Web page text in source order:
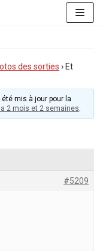
des sorties › Et
mis à jour pour la
a 2 mois et 2 semaines.
#5209